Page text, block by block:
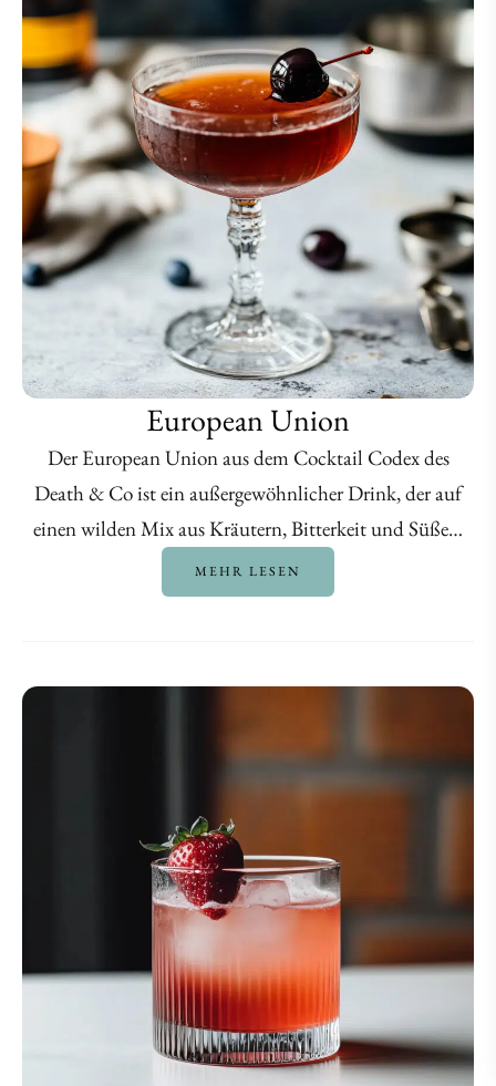
European Union
Der European Union aus dem Cocktail Codex des
Death & Co ist ein außergewöhnlicher Drink, der auf
einen wilden Mix aus Kräutern, Bitterkeit und Süße…
MEHR LESEN